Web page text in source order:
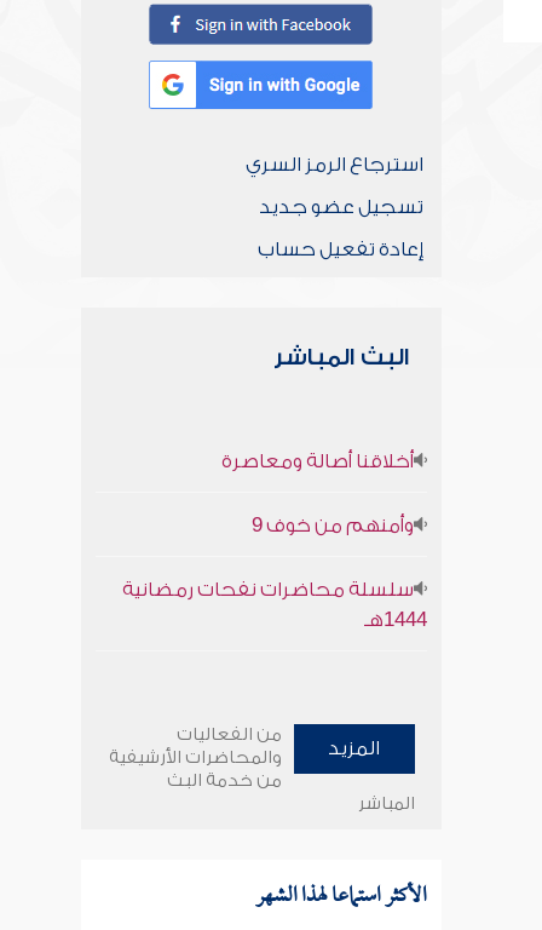
استرجاع الرمز السري
تسجيل عضو جديد
إعادة تفعيل حساب
البث المباشر
أخلاقنا أصالة ومعاصرة
وأمنهم من خوف 9
سلسلة محاضرات نفحات رمضانية
1444هـ
المزيد
من الفعاليات
والمحاضرات الأرشيفية
من خدمة البث
المباشر
الأكثر استماعا لهذا الشهر